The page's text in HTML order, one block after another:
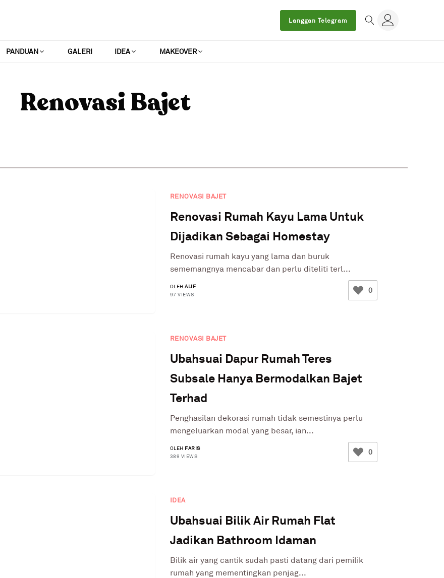
Langgan Telegram
PANDUAN GALERI IDEA MAKEOVER
Renovasi Bajet
RENOVASI BAJET
Renovasi Rumah Kayu Lama Untuk
Dijadikan Sebagai Homestay
Renovasi rumah kayu yang lama dan buruk
sememangnya mencabar dan perlu diteliti terl...
OLEHALIF
97 VIEWS
0
RENOVASI BAJET
Ubahsuai Dapur Rumah Teres
Subsale Hanya Bermodalkan Bajet
Terhad
Penghasilan dekorasi rumah tidak semestinya perlu
mengeluarkan modal yang besar, ian...
OLEH FARIS
389 VIEWS
0
IDEA
Ubahsuai Bilik Air Rumah Flat
Jadikan Bathroom Idaman
Bilik air yang cantik sudah pasti datang dari pemilik
rumah yang mementingkan penjag...